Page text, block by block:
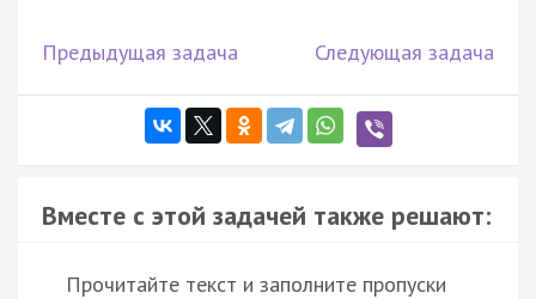
Предыдущая задача Следующая задача
Вместе с этой задачей также решают:
Прочитайте текст и заполните пропуски